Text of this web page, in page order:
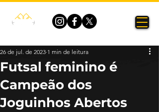
Futsal feminino é
Campeão dos
Joguinhos Abertos
26 de jul. de 2023 1 min de leitura